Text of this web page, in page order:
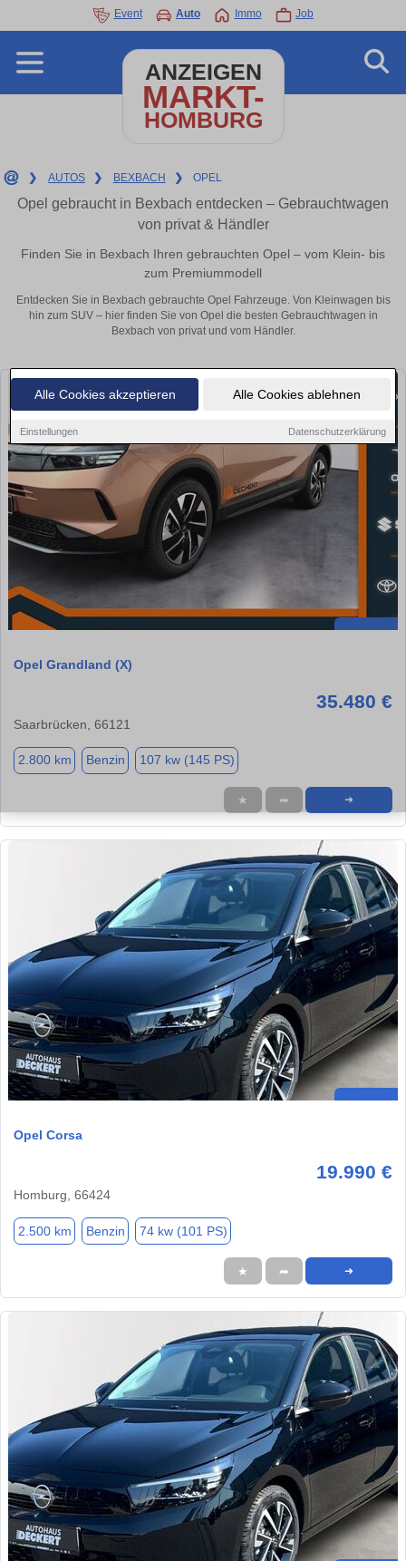
Alle Cookies akzeptieren Alle Cookies ablehnen
Einstellungen Datenschutzerklärung
Event Auto Immo Job
ANZEIGEN
MARKT-
HOMBURG
❯ AUTOS ❯ BEXBACH ❯ OPEL
Opel gebraucht in Bexbach entdecken – Gebrauchtwagen
von privat & Händler
Finden Sie in Bexbach Ihren gebrauchten Opel – vom Klein- bis
zum Premiummodell
Entdecken Sie in Bexbach gebrauchte Opel Fahrzeuge. Von Kleinwagen bis
hin zum SUV – hier finden Sie von Opel die besten Gebrauchtwagen in
Bexbach von privat und vom Händler.
Opel Grandland (X)
35.480 €
Saarbrücken, 66121
2.800 km Benzin 107 kw (145 PS)
★ ➦ ➜
Opel Corsa
19.990 €
Homburg, 66424
2.500 km Benzin 74 kw (101 PS)
★ ➦ ➜